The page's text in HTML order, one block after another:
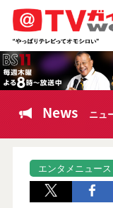
News ニュ
エンタメニュース